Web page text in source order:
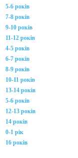
5-6 років
7-8 років
9-10 років
11-12 років
4-5 років
6-7 років
8-9 років
10-11 років
13-14 років
5-6 років
12-13 років
14 років
0-1 рік
16 років